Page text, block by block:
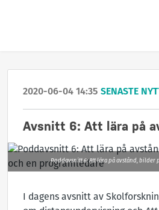
2020-06-04 14:35 SENASTE
Avsnitt 6: Att lära på
Poddavsnitt 6: Att lära på avstånd,
I dagens avsnitt av